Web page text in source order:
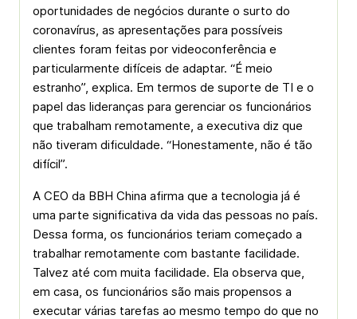
oportunidades de negócios durante o surto do
coronavírus, as apresentações para possíveis
clientes foram feitas por videoconferência e
particularmente difíceis de adaptar. “É meio
estranho”, explica. Em termos de suporte de TI e o
papel das lideranças para gerenciar os funcionários
que trabalham remotamente, a executiva diz que
não tiveram dificuldade. “Honestamente, não é tão
difícil”.
A CEO da BBH China afirma que a tecnologia já é
uma parte significativa da vida das pessoas no país.
Dessa forma, os funcionários teriam começado a
trabalhar remotamente com bastante facilidade.
Talvez até com muita facilidade. Ela observa que,
em casa, os funcionários são mais propensos a
executar várias tarefas ao mesmo tempo do que no